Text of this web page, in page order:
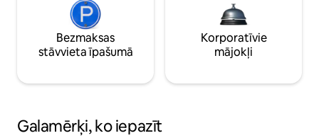
Bezmaksas
stāvvieta īpašumā
Korporatīvie
mājokļi
Galamērķi, ko iepazīt